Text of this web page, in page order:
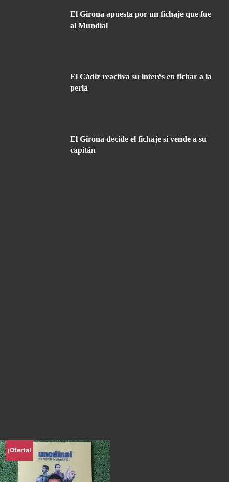
El Girona apuesta por un fichaje que fue
al Mundial
El Cádiz reactiva su interés en fichar a la
perla
El Girona decide el fichaje si vende a su
capitán
¡Oferta!